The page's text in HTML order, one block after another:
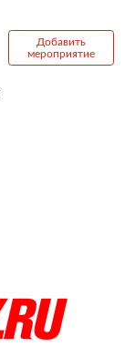
Добавить
мероприятие